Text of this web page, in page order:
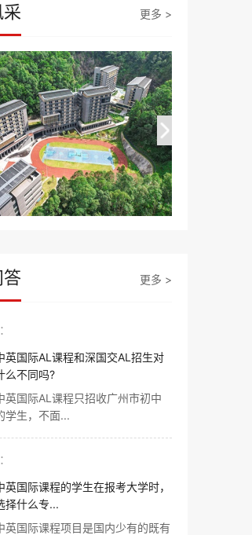
更多 >
更多 >
英国际AL课程和深国交AL招生对
么不同吗?
英国际AL课程只招收广州市初中
学生，不面...
英国际课程的学生在报考大学时，
择什么专...
英国际课程项目是国内少有的既有